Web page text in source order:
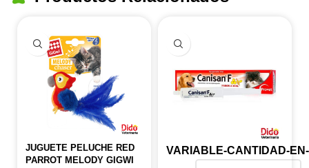
JUGUETE PELUCHE RED
PARROT MELODY GIGWI
VARIABLE-CANTIDAD-